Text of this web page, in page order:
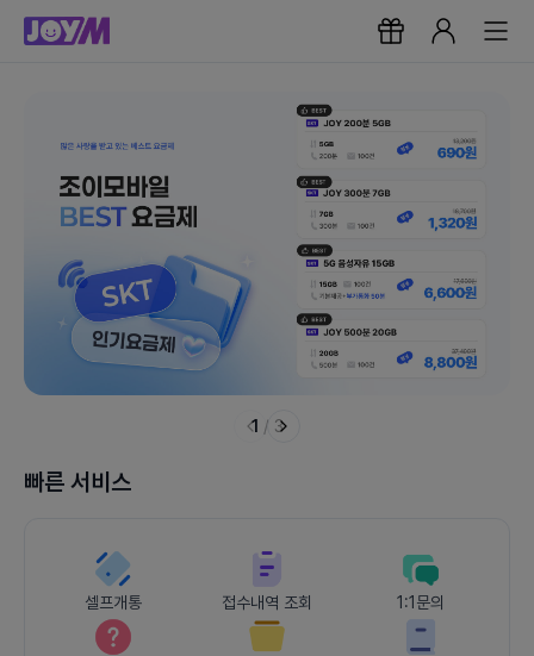
1 / 3
빠른 서비스
셀프개통 접수내역 조회 1:1문의